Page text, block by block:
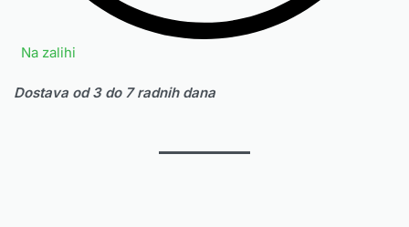
Na zalihi
Dostava od 3 do 7 radnih dana